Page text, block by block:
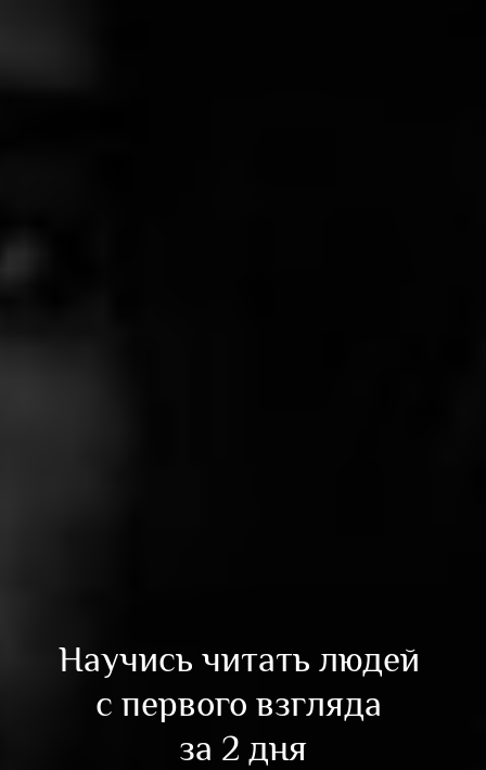
Научись читать людей
с первого взгляда
за 2 дня